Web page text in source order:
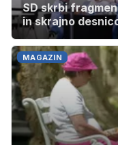
SD skrbi
in skrajno
MAGAZIN